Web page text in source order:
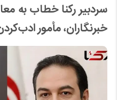
سردبیر رکنا خطاب به
خبرنگاران، مأمور